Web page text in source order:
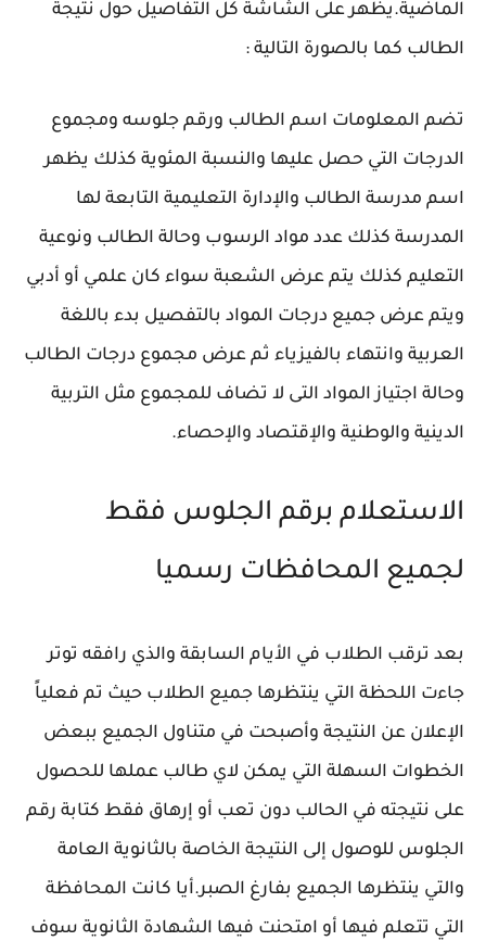
الماضية.يظهر على الشاشة كل التفاصيل حول نتيجة
الطالب كما بالصورة التالية :
تضم المعلومات اسم الطالب ورقم جلوسه ومجموع
الدرجات التي حصل عليها والنسبة المئوية كذلك يظهر
اسم مدرسة الطالب والإدارة التعليمية التابعة لها
المدرسة كذلك عدد مواد الرسوب وحالة الطالب ونوعية
التعليم كذلك يتم عرض الشعبة سواء كان علمي أو أدبي
ويتم عرض جميع درجات المواد بالتفصيل بدء باللغة
العربية وانتهاء بالفيزياء ثم عرض مجموع درجات الطالب
وحالة اجتياز المواد التى لا تضاف للمجموع مثل التربية
الدينية والوطنية والإقتصاد والإحصاء.
الاستعلام برقم الجلوس فقط
لجميع المحافظات رسميا
بعد ترقب الطلاب في الأيام السابقة والذي رافقه توتر
جاءت اللحظة التي ينتظرها جميع الطلاب حيث تم فعلياً
الإعلان عن النتيجة وأصبحت في متناول الجميع ببعض
الخطوات السهلة التي يمكن لاي طالب عملها للحصول
على نتيجته في الحالب دون تعب أو إرهاق فقط كتابة رقم
الجلوس للوصول إلى النتيجة الخاصة بالثانوية العامة
والتي ينتظرها الجميع بفارغ الصبر.أيا كانت المحافظة
التي تتعلم فيها أو امتحنت فيها الشهادة الثانوية سوف